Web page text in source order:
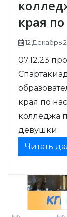
края
12 Декабрь
07.12.23
края по
колледжа
девушки.
Читать